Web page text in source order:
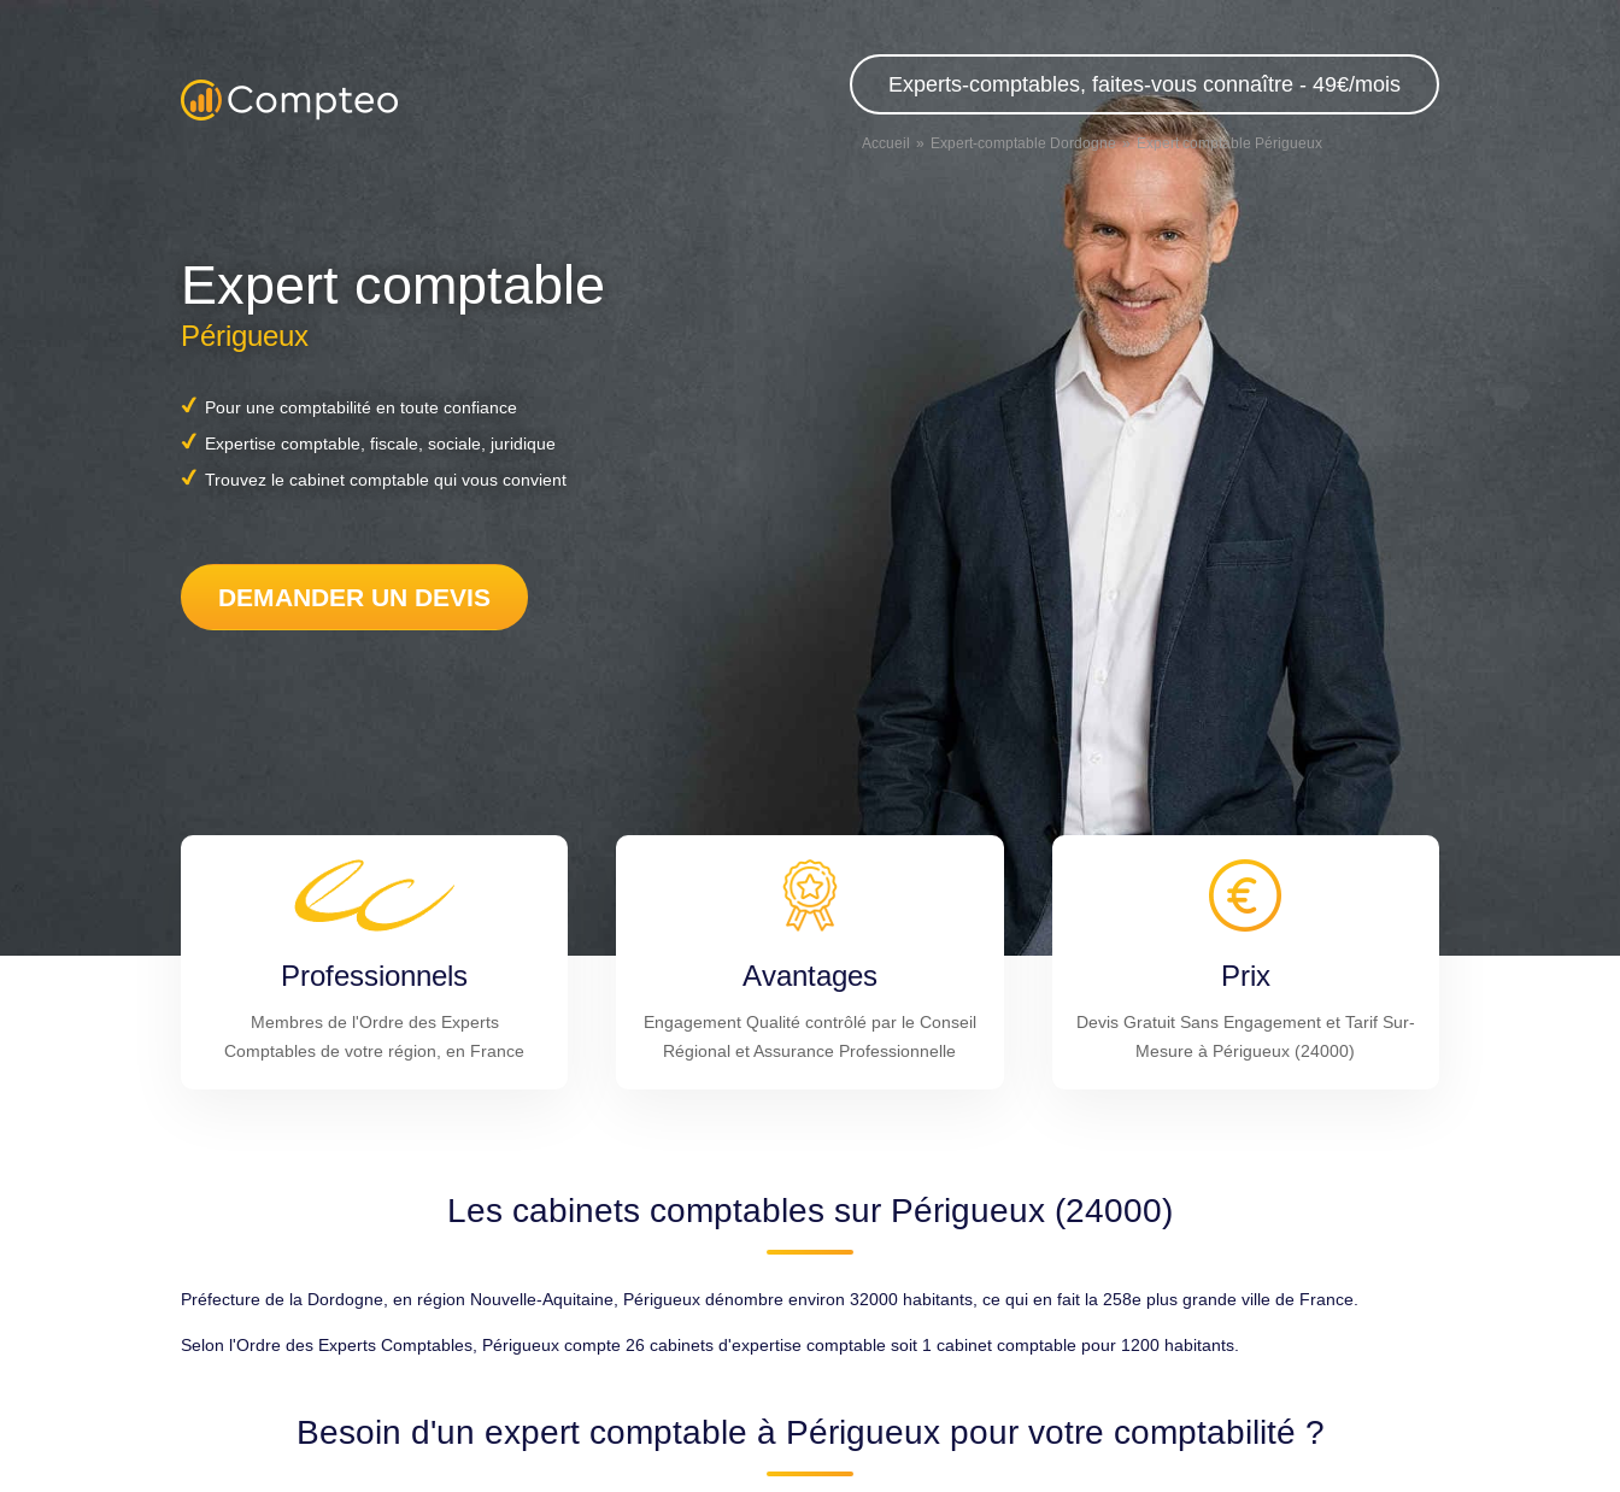
Experts-comptables, faites-vous connaître - 49€/mois
Accueil Expert-comptable Dordogne Expert comptable Périgueux
Expert comptable
Périgueux
Pour une comptabilité en toute confiance
Expertise comptable, fiscale, sociale, juridique
Trouvez le cabinet comptable qui vous convient
DEMANDER UN DEVIS
Professionnels
Membres de l'Ordre des Experts
Comptables de votre région, en France
Avantages
Engagement Qualité contrôlé par le Conseil
Régional et Assurance Professionnelle
Prix
Devis Gratuit Sans Engagement et Tarif Sur-
Mesure à Périgueux (24000)
Les cabinets comptables sur Périgueux (24000)
Préfecture de la Dordogne, en région Nouvelle-Aquitaine, Périgueux dénombre environ 32000 habitants, ce qui en fait la 258e plus grande ville de France.
Selon l'Ordre des Experts Comptables, Périgueux compte 26 cabinets d'expertise comptable soit 1 cabinet comptable pour 1200 habitants.
Besoin d'un expert comptable à Périgueux pour votre comptabilité ?